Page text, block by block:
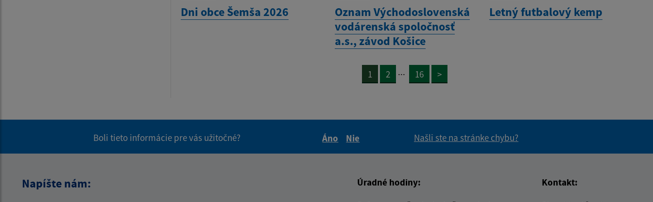
Dni obce Šemša 2026
Oznam Východoslovenská
vodárenská spoločnosť
a.s., závod Košice
Letný futbalový kemp
1 2 ... 16 >
Boli tieto informácie pre vás užitočné?
Áno
Nie
Našli ste na stránke chybu?
Napíšte nám: Úradné hodiny: Kontakt: